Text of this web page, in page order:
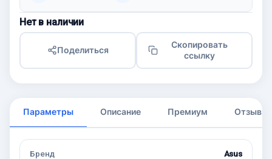
Нет в наличии
Поделиться
Скопировать
ссылку
Параметры Описание Премиум Отзывы
Бренд Asus